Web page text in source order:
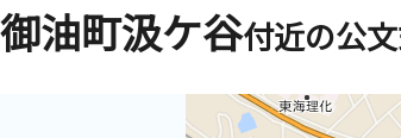
油町汲ケ谷付近の公